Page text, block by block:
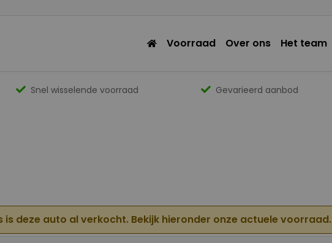
Voorraad Over ons Het team
Snel wisselende voorraad Gevarieerd aanbod
is deze auto al verkocht. Bekijk hieronder onze actuele voorraad.